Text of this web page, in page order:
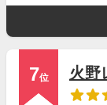
7位
火野